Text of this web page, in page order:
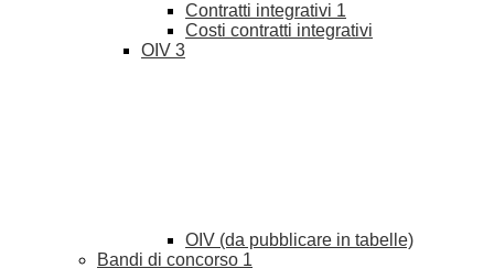
Contratti integrativi 1
Costi contratti integrativi
OIV 3
OIV (da pubblicare in tabelle)
Bandi di concorso 1